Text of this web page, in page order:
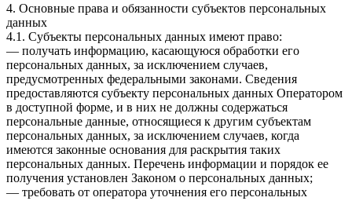
4. Основные права и обязанности субъектов персональных
данных
4.1. Субъекты персональных данных имеют право:
— получать информацию, касающуюся обработки его
персональных данных, за исключением случаев,
предусмотренных федеральными законами. Сведения
предоставляются субъекту персональных данных Оператором
в доступной форме, и в них не должны содержаться
персональные данные, относящиеся к другим субъектам
персональных данных, за исключением случаев, когда
имеются законные основания для раскрытия таких
персональных данных. Перечень информации и порядок ее
получения установлен Законом о персональных данных;
— требовать от оператора уточнения его персональных